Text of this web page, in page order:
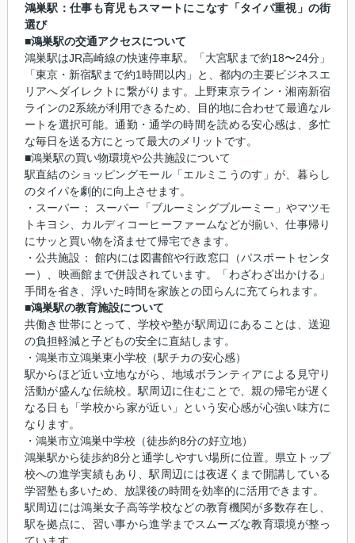
鴻巣駅：仕事も育児もスマートにこなす「タイパ重視」の街
選び
■鴻巣駅の交通アクセスについて
鴻巣駅はJR高崎線の快速停車駅。「大宮駅まで約18〜24分」
「東京・新宿駅まで約1時間以内」と、都内の主要ビジネスエ
リアへダイレクトに繋がります。上野東京ライン・湘南新宿
ラインの2系統が利用できるため、目的地に合わせて最適なル
ートを選択可能。通勤・通学の時間を読める安心感は、多忙
な毎日を送る方にとって最大のメリットです。
■鴻巣駅の買い物環境や公共施設について
駅直結のショッピングモール「エルミこうのす」が、暮らし
のタイパを劇的に向上させます。
・スーパー： スーパー「ブルーミングブルーミー」やマツモ
トキヨシ、カルディコーヒーファームなどが揃い、仕事帰り
にサッと買い物を済ませて帰宅できます。
・公共施設： 館内には図書館や行政窓口（パスポートセンタ
ー）、映画館まで併設されています。「わざわざ出かける」
手間を省き、浮いた時間を家族との団らんに充てられます。
■鴻巣駅の教育施設について
共働き世帯にとって、学校や塾が駅周辺にあることは、送迎
の負担軽減と子どもの安全に直結します。
・鴻巣市立鴻巣東小学校（駅チカの安心感）
駅からほど近い立地ながら、地域ボランティアによる見守り
活動が盛んな伝統校。駅周辺に住むことで、親の帰宅が遅く
なる日も「学校から家が近い」という安心感が心強い味方に
なります。
・鴻巣市立鴻巣中学校（徒歩約8分の好立地）
鴻巣駅から徒歩約8分と通学しやすい場所に位置。県立トップ
校への進学実績もあり、駅周辺には夜遅くまで開講している
学習塾も多いため、放課後の時間を効率的に活用できます。
駅周辺には鴻巣女子高等学校などの教育機関が多数存在し、
駅を拠点に、習い事から進学までスムーズな教育環境が整っ